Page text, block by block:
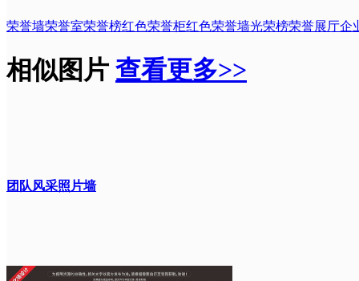
荣誉墙荣誉室荣誉榜红色荣誉柜红色荣誉墙光荣榜荣誉展厅企
相似图片 查看更多>>
团队风采照片墙